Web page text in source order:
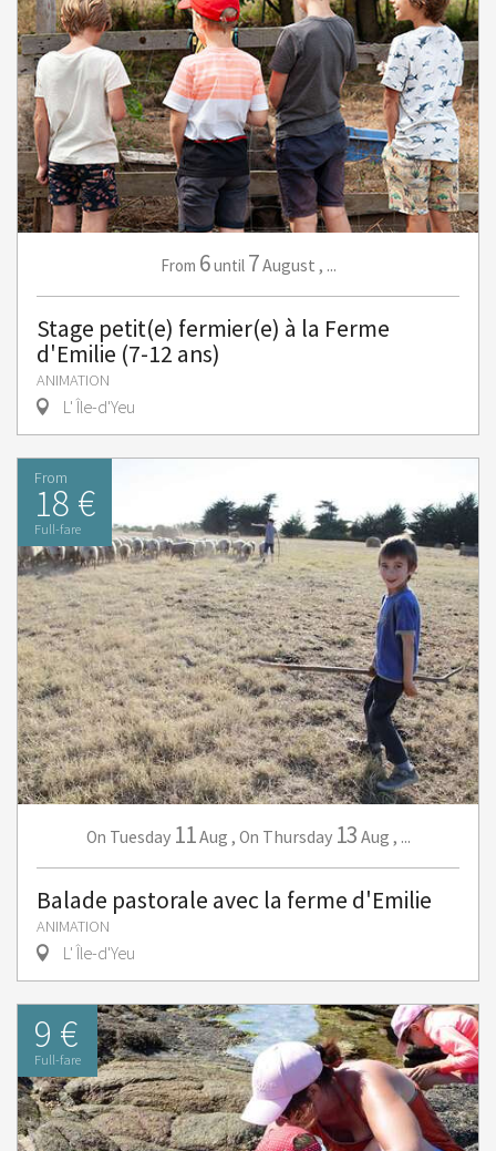
From 6until 7August , ...
Stage petit(e) fermier(e) à la Ferme
d'Emilie (7-12 ans)
ANIMATION
L' Île-d'Yeu
From
18 €
Full-fare
On Tuesday 11Aug , On Thursday 13 Aug , ...
Balade pastorale avec la ferme d'Emilie
ANIMATION
L' Île-d'Yeu
9 €
Full-fare